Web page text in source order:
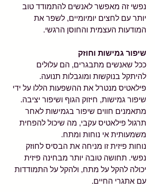
נפשי זה מאפשר לאנשים להתמודד טוב
יותר עם לחצים יומיומיים, לשפר את
המודעות העצמית והחוסן הרגשי.
שיפור גמישות וחוזק
ככל שאנשים מתבגרים, הם עלולים
להיתקל בנוקשות ומוגבלות תנועה.
פילאטיס מנטרל את ההשפעות הללו על ידי
שיפור גמישות, חיזוק הגוף ושיפור יציבה.
מתאמנים חווים שיפור בגמישות לאחר
תרגול פילאטיס עקבי, מה שיכול להפחית
משמעותית אי נוחות ומתח.
נוחות פיזית זו מניחה את הבסיס לחוזק
נפשי. תחושה טובה יותר מבחינה פיזית
יכולה להקל על מתח, ולהקל על התמודדות
עם אתגרי החיים.